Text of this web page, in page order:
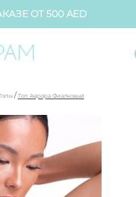
ОТ 500 AED
/ Топ Аврора Фиалковый